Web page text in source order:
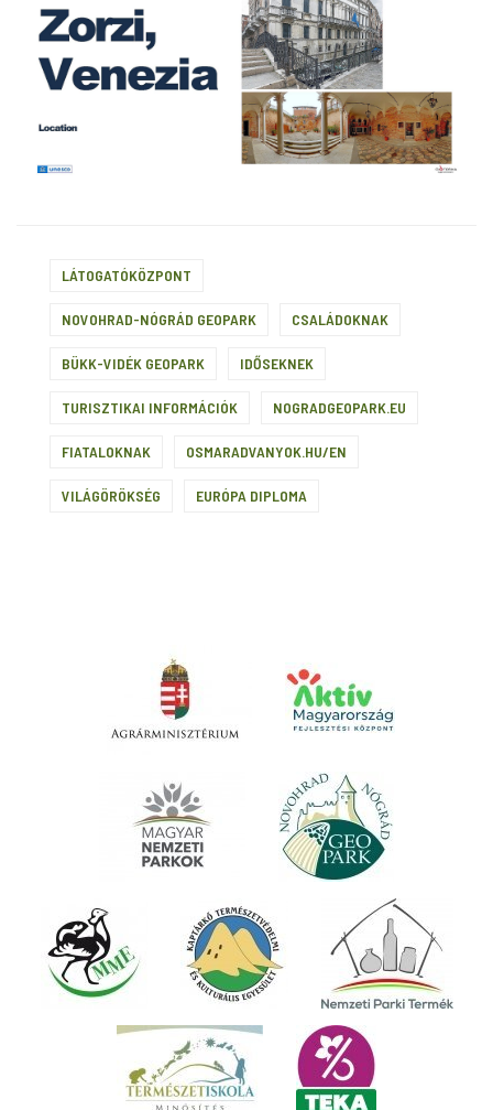
LÁTOGATÓKÖZPONT
NOVOHRAD-NÓGRÁD GEOPARK CSALÁDOKNAK
BÜKK-VIDÉK GEOPARK IDŐSEKNEK
TURISZTIKAI INFORMÁCIÓK NOGRADGEOPARK.EU
FIATALOKNAK OSMARADVANYOK.HU/EN
VILÁGÖRÖKSÉG EURÓPA DIPLOMA